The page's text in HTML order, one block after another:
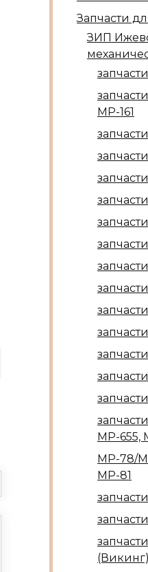
Запчасти
ЗИП
МР-161
МР-655,
МР-78/
МР-81
(Викинг)